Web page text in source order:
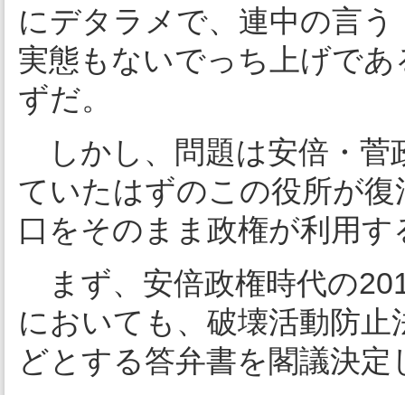
にデタラメで、連中の言
実態もないでっち上げで
ずだ。
しかし、問題は安倍・菅
ていたはずのこの役所が復
口をそのまま政権が利用
まず、安倍政権時代の
においても、破壊活動防
どとする答弁書を閣議決定